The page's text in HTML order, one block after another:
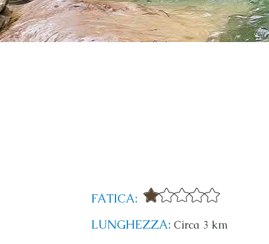
FATICA:
LUNGHEZZA: Circa 3 km